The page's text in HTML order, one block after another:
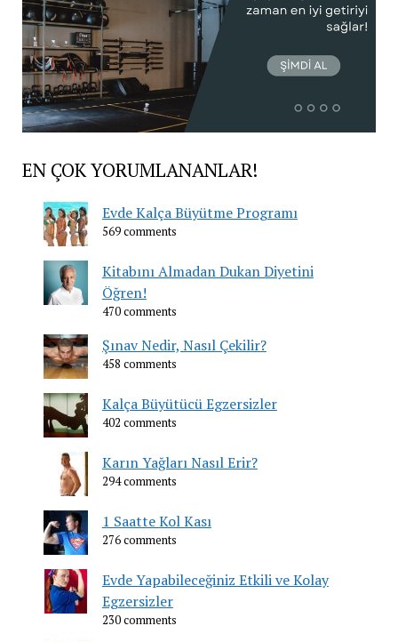
EN ÇOK YORUMLANANLAR!
Evde Kalça Büyütme Programı
569 comments
Kitabını Almadan Dukan Diyetini
Öğren!
470 comments
Şınav Nedir, Nasıl Çekilir?
458 comments
Kalça Büyütücü Egzersizler
402 comments
Karın Yağları Nasıl Erir?
294 comments
1 Saatte Kol Kası
276 comments
Evde Yapabileceğiniz Etkili ve Kolay
Egzersizler
230 comments